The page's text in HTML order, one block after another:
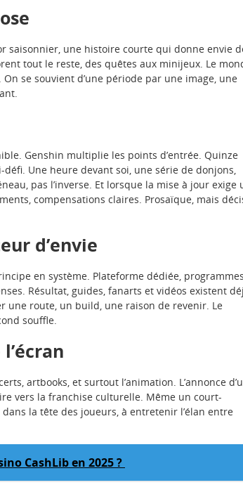
saisonnier, une histoire courte qui donne envie
tout le reste, des quêtes aux minijeux. Le
se souvient d’une période par une image, une
Genshin multiplie les points d’entrée. Quinze
Une heure devant soi, une série de donjons,
pas l’inverse. Et lorsque la mise à jour exige
compensations claires. Prosaïque, mais
d’envie
en système. Plateforme dédiée,
Résultat, guides, fanarts et vidéos existent
une route, un build, une raison de revenir. Le
souffle.
artbooks, et surtout l’animation. L’annonce
vers la franchise culturelle. Même un court-
la tête des joueurs, à entretenir l’élan entre
CashLib en 2025 ?